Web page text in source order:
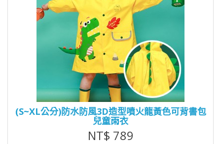
(S~XL公分)防水防風3D造型噴火龍黃色可背書包
兒童雨衣
NT$ 789